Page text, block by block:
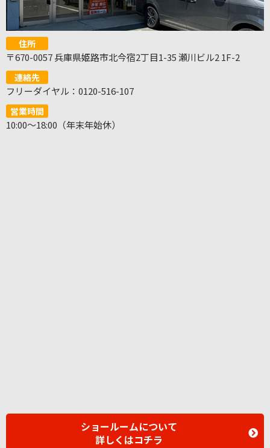
住所
〒670-0057 兵庫県姫路市北今宿2丁目1-35 瀬川ビル2 1F-2
連絡先
フリーダイヤル：0120-516-107
営業時間
10:00～18:00（年末年始休）
ショールームについて
詳しくはコチラ